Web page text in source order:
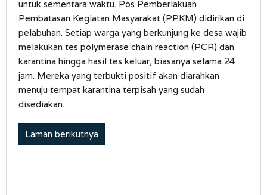
untuk sementara waktu. Pos Pemberlakuan
Pembatasan Kegiatan Masyarakat (PPKM) didirikan di
pelabuhan. Setiap warga yang berkunjung ke desa wajib
melakukan tes polymerase chain reaction (PCR) dan
karantina hingga hasil tes keluar, biasanya selama 24
jam. Mereka yang terbukti positif akan diarahkan
menuju tempat karantina terpisah yang sudah
disediakan.
Laman berikutnya